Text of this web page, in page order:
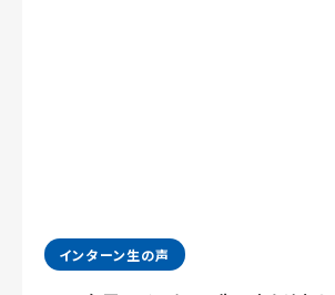
インターン生の声